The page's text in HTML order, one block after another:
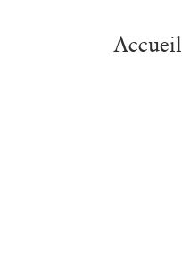
Accueil